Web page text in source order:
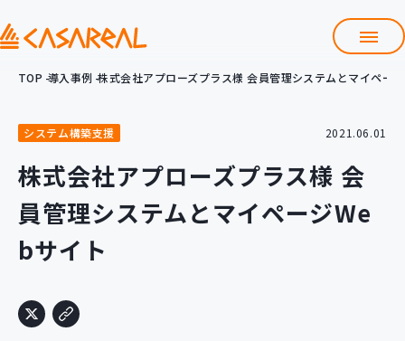
会社情報
サービス
プロダクト開発支援
クラウド導入支援 Git導入支援
システム構築支援
研修サービス
定型コース
TOP 導入事例 株式会社アプローズプラス様 会員管理システムとマイペー
システム構築支援 2021.06.01
株式会社アプローズプラス様 会
員管理システムとマイページWe
bサイト